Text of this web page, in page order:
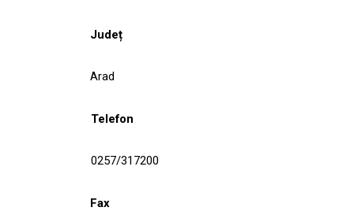
Județ
Arad
Telefon
0257/317200
Fax